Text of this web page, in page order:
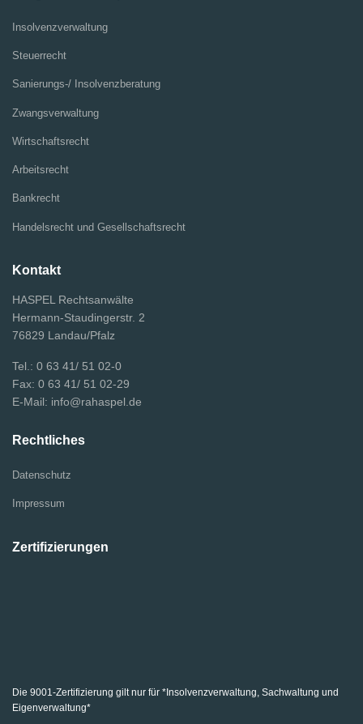
Insolvenzverwaltung
Steuerrecht
Sanierungs-/ Insolvenzberatung
Zwangsverwaltung
Wirtschaftsrecht
Arbeitsrecht
Bankrecht
Handelsrecht und Gesellschaftsrecht
Kontakt
HASPEL Rechtsanwälte
Hermann-Staudingerstr. 2
76829 Landau/Pfalz
Tel.: 0 63 41/ 51 02-0
Fax: 0 63 41/ 51 02-29
E-Mail: info@rahaspel.de
Rechtliches
Datenschutz
Impressum
Zertifizierungen
Die 9001-Zertifizierung gilt nur für *Insolvenzverwaltung, Sachwaltung und
Eigenverwaltung*